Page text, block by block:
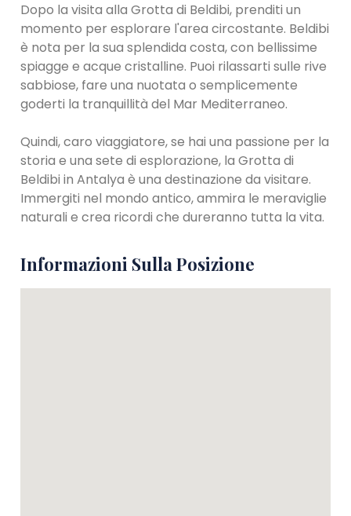
Dopo la visita alla Grotta di Beldibi, prenditi un
momento per esplorare l'area circostante. Beldibi
è nota per la sua splendida costa, con bellissime
spiagge e acque cristalline. Puoi rilassarti sulle rive
sabbiose, fare una nuotata o semplicemente
goderti la tranquillità del Mar Mediterraneo.
Quindi, caro viaggiatore, se hai una passione per la
storia e una sete di esplorazione, la Grotta di
Beldibi in Antalya è una destinazione da visitare.
Immergiti nel mondo antico, ammira le meraviglie
naturali e crea ricordi che dureranno tutta la vita.
Informazioni Sulla Posizione